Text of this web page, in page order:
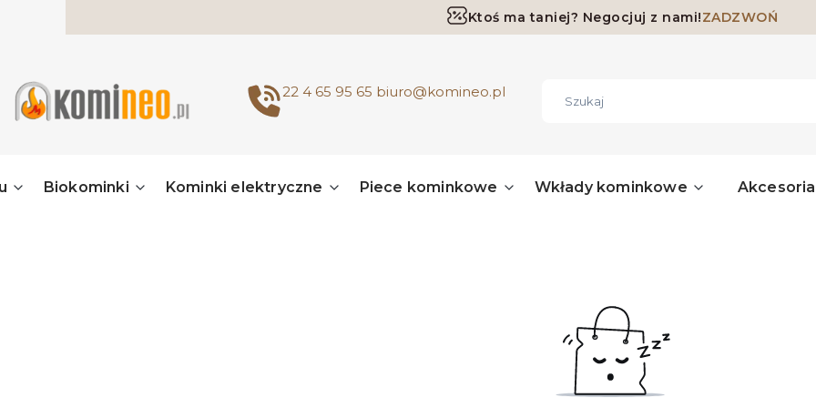
Ktoś ma taniej? Negocjuj z nami!ZADZWOŃ
22 4 65 95 65 biuro@komineo.pl
Biokominki Kominki elektryczne Piece kominkowe Wkłady kominkowe